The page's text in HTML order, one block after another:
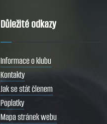
Důležité odkazy
Informace o klubu
Kontakty
Jak se stát členem
Poplatky
Mapa stránek webu